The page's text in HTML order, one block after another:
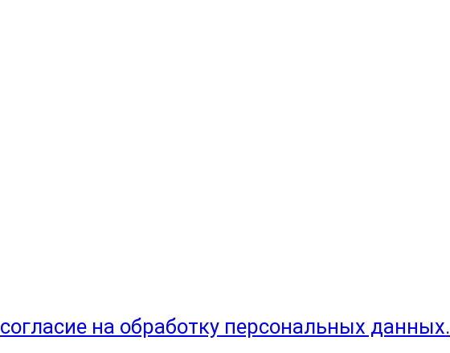
согласие на обработку персональных данных.